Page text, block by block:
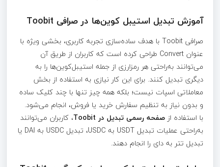
آموزش تبدیل استیبل‌ کوین‌ها در صرافی Toobit
صرافی Toobit با هدف ساده‌سازی تجربه کاربری، بخشی ویژه با
عنوان Convert طراحی کرده است که کاربران از طریق آن
می‌توانند به‌راحتی هر رمزارزی از جمله استیبل‌کوین‌ها را به
دیگری تبدیل کنند. برای این کار نیازی به استفاده از بخش
معاملاتی اسپات نیست؛ بلکه همه چیز تنها با چند کلیک ساده
و بدون نیاز به تنظیم سفارش خرید یا فروش، انجام می‌شود.
با استفاده از صفحه رسمی تبدیل در Toobit
، کاربران می‌توانند
به‌راحتی عملیات تبدیل USDT به USDC، تبدیل USDC به DAI یا
تبدیل تتر به دای را انجام دهند.